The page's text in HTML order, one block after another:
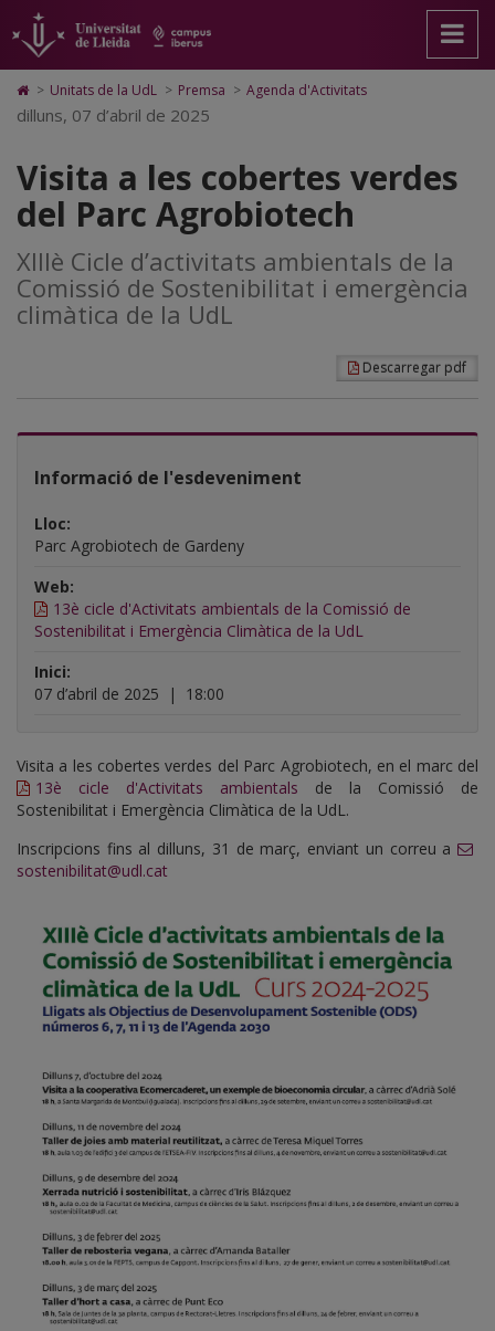
Visita
a
les
cobertes
verdes
del
Parc
Agrobiotech
pàgina
principal.
Universitat
Lleida
contingut
principal
Mapa
Web.
Universitat
Cerca
Accessibilitat.
Universitat
Lleida
Icono
de
Home
ir
a
la
página
inicio
> Unitats de la UdL > Premsa > Agenda d'Activitats
dilluns, 07 d’abril de 2025
Visita a les cobertes verdes
del Parc Agrobiotech
XIIIè Cicle d’activitats ambientals de la
Comissió de Sostenibilitat i emergència
climàtica de la UdL
Descarregar pdf
Informació de l'esdeveniment
Lloc:
Parc Agrobiotech de Gardeny
Web:
13è cicle d'Activitats ambientals de la Comissió de
Sostenibilitat i Emergència Climàtica de la UdL
Inici:
07 d’abril de 2025
| 18:00
Visita a les cobertes verdes del Parc Agrobiotech, en el marc del
13è cicle d'Activitats ambientals de la Comissió de
Sostenibilitat i Emergència Climàtica de la UdL.
Inscripcions fins al dilluns, 31 de març, enviant un correu a
sostenibilitat@udl.cat